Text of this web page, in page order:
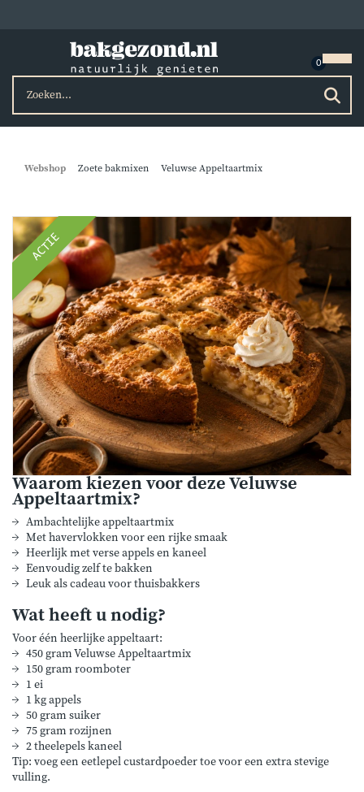
Webshop Zoete bakmixen Veluwse Appeltaartmix
ACTIE
Waarom kiezen voor deze Veluwse
Appeltaartmix?
Ambachtelijke appeltaartmix
Met havervlokken voor een rijke smaak
Heerlijk met verse appels en kaneel
Eenvoudig zelf te bakken
Leuk als cadeau voor thuisbakkers
Wat heeft u nodig?
Voor één heerlijke appeltaart:
450 gram Veluwse Appeltaartmix
150 gram roomboter
1 ei
1 kg appels
50 gram suiker
75 gram rozijnen
2 theelepels kaneel
Tip: voeg een eetlepel custardpoeder toe voor een extra stevige
vulling.